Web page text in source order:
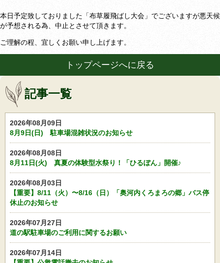
本日予定致しておりました「布草履飛ばし大会」でございますが悪天候
が予想される為、中止とさせて頂きます。
ご理解の程、宜しくお願い申し上げます。
トップページへに戻る
記事一覧
2026年08月09日
8月9日(日) 駐車場混雑状況のお知らせ
2026年08月08日
8月11日(火) 真夏の体験型水祭り！「ひるぼん」開催♪
2026年08月03日
【重要】8/11（火）〜8/16（日）「奥河内くろまろの郷」バス停
休止のお知らせ
2026年07月27日
道の駅駐車場のご利用に関するお願い
2026年07月14日